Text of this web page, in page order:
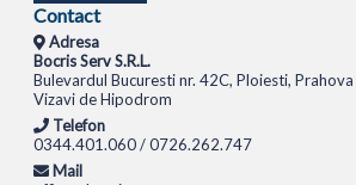
Contact
Adresa
Bocris Serv S.R.L.
Bulevardul Bucuresti nr. 42C, Ploiesti, Prahova
Vizavi de Hipodrom
Telefon
0344.401.060 / 0726.262.747
Mail